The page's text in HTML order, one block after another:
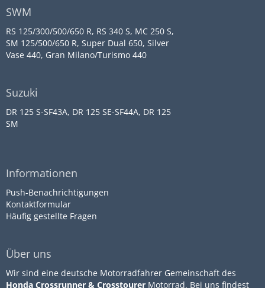
SWM
RS 125/300/500/650 R, RS 340 S, MC 250 S,
SM 125/500/650 R, Super Dual 650, Silver
Vase 440, Gran Milano/Turismo 440
Suzuki
DR 125 S-SF43A, DR 125 SE-SF44A, DR 125
SM
Informationen
Push-Benachrichtigungen
Kontaktformular
Häufig gestellte Fragen
Über uns
Wir sind eine deutsche Motorradfahrer Gemeinschaft des
Honda Crossrunner & Crosstourer Motorrad. Bei uns findest